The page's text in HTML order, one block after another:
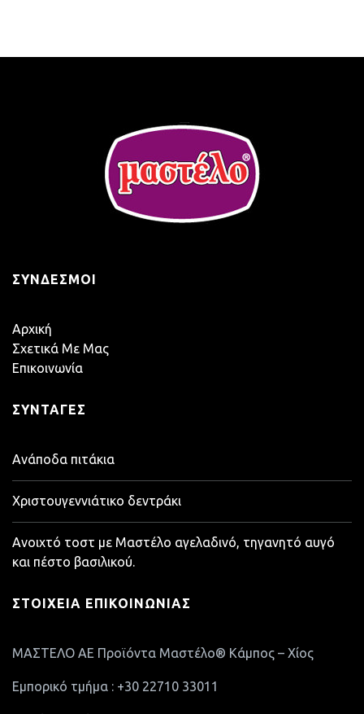
ΣΎΝΔΕΣΜΟΙ
Αρχική
Σχετικά Με Μας
Επικοινωνία
ΣΥΝΤΑΓΈΣ
Ανάποδα πιτάκια
Χριστουγεννιάτικο δεντράκι
Ανοιχτό τοστ με Μαστέλο αγελαδινό, τηγανητό αυγό
και πέστο βασιλικού.
ΣΤΟΙΧΕΊΑ ΕΠΙΚΟΙΝΩΝΊΑΣ
ΜΑΣΤΕΛΟ ΑΕ Προϊόντα Μαστέλο® Κάμπος – Χίος
Εμπορικό τμήμα : +30 22710 33011